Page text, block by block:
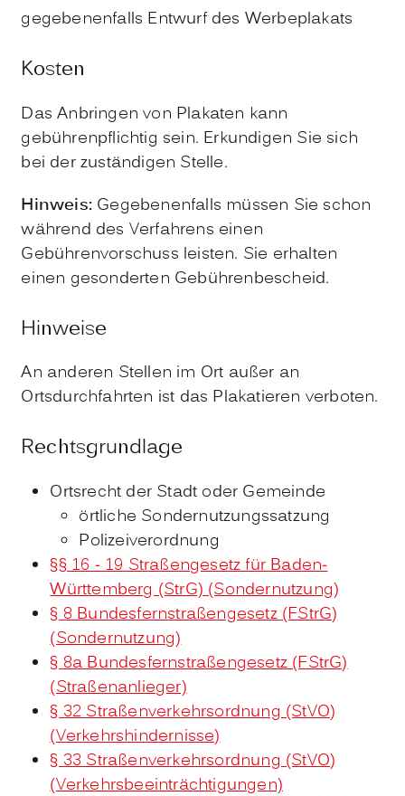
gegebenenfalls Entwurf des Werbeplakats
Kosten
Das Anbringen von Plakaten kann
gebührenpflichtig sein. Erkundigen Sie sich
bei der zuständigen Stelle.
Hinweis: Gegebenenfalls müssen Sie schon
während des Verfahrens einen
Gebührenvorschuss leisten. Sie erhalten
einen gesonderten Gebührenbescheid.
Hinweise
An anderen Stellen im Ort außer an
Ortsdurchfahrten ist das Plakatieren verboten.
Rechtsgrundlage
Ortsrecht der Stadt oder Gemeinde
örtliche Sondernutzungssatzung
Polizeiverordnung
§§ 16 - 19 Straßengesetz für Baden-
Württemberg (StrG) (Sondernutzung)
§ 8 Bundesfernstraßengesetz (FStrG)
(Sondernutzung)
§ 8a Bundesfernstraßengesetz (FStrG)
(Straßenanlieger)
§ 32 Straßenverkehrsordnung (StVO)
(Verkehrshindernisse)
§ 33 Straßenverkehrsordnung (StVO)
(Verkehrsbeeinträchtigungen)